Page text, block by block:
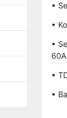
•
•
•
60A
•
•